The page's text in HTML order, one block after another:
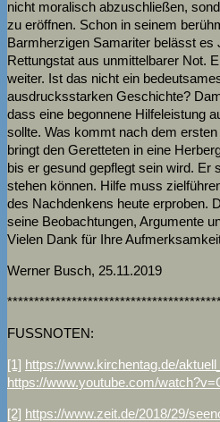
nicht moralisch abzuschließen,
zu eröffnen. Schon in seinem
Barmherzigen Samariter belässt es
Rettungstat aus unmittelbarer Not.
weiter. Ist das nicht ein
ausdrucksstarken Geschichte?
dass eine begonnene Hilfeleistung
sollte. Was kommt nach dem
bringt den Geretteten in eine
bis er gesund gepflegt sein wird. Er
stehen können. Hilfe muss
des Nachdenkens heute erproben.
seine Beobachtungen, Argumente
Vielen Dank für Ihre
Werner Busch, 25.11.2019
FUSSNOTEN:
[1] https://www.kirchentag.de/
https://www.youtube.com/
[2] https://www.zeit.de/2018/29/